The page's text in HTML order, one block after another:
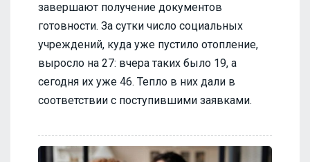
завершают получение документов
готовности. За сутки число социальных
учреждений, куда уже пустило отопление,
выросло на 27: вчера таких было 19, а
сегодня их уже 46. Тепло в них дали в
соответствии с поступившими заявками.